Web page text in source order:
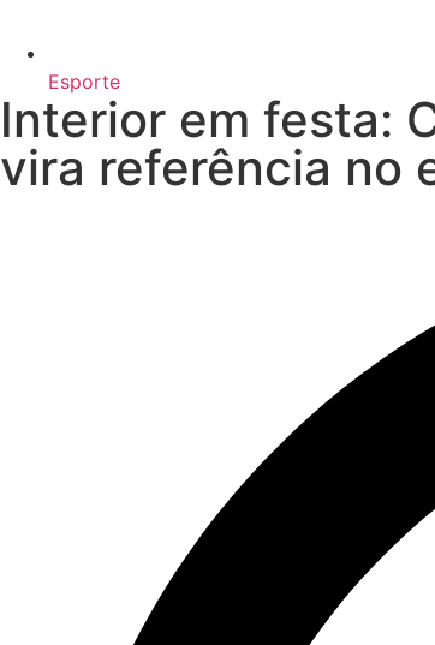
Esporte
Interior em festa:
vira referência no